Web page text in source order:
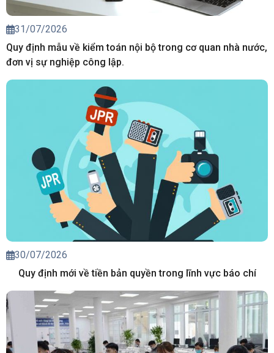
31/07/2026
Quy định mẫu về kiểm toán nội bộ trong cơ quan nhà nước,
đơn vị sự nghiệp công lập.
30/07/2026
Quy định mới về tiền bản quyền trong lĩnh vực báo chí